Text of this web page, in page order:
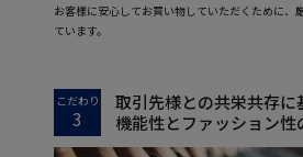
お客様に安心してお買い物していただくために、
ています。
こだわり
3
取引先様との共栄共存に
機能性とファッション性